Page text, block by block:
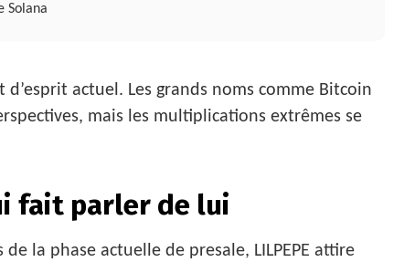
Solana
actuel. Les grands noms comme Bitcoin
mais les multiplications extrêmes se
fait parler de lui
la phase actuelle de presale, LILPEPE attire